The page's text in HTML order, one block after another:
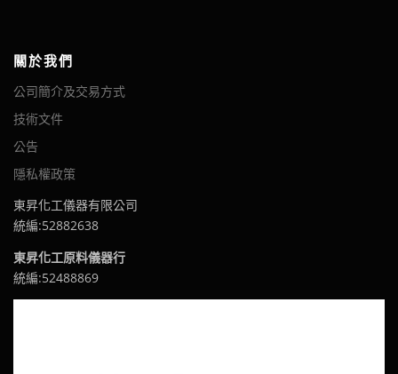
關於我們
公司簡介及交易方式
技術文件
公告
隱私權政策
東昇化工儀器有限公司
統編:52882638
東昇化工原料儀器行
統編:52488869